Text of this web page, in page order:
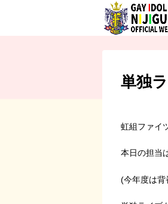
単独
虹組ファイ
本日の担当
(今年度は背